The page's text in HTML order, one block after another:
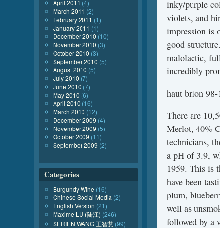
inky/purple
violets, and
impression is
good
malolactic,
incredibly
haut brion 98-
There are
Merlot, 40%
technicians,
a pH of 3.9,
1959. This is
have been
plum,
well as
followed by a
April 2011 (4)
March 2011 (2)
February 2011 (1)
January 2011 (1)
December 2010 (10)
November 2010 (3)
October 2010 (3)
September 2010 (5)
August 2010 (5)
July 2010 (7)
June 2010 (7)
May 2010 (6)
April 2010 (16)
March 2010 (12)
December 2009 (4)
November 2009 (5)
October 2009 (11)
September 2009 (2)
Categories
Burgundy Wine (16)
Chinese Social Media (2)
English Version (21)
Maxime LU (陆江) (246)
SERIEN WANG 王智慧 (99)